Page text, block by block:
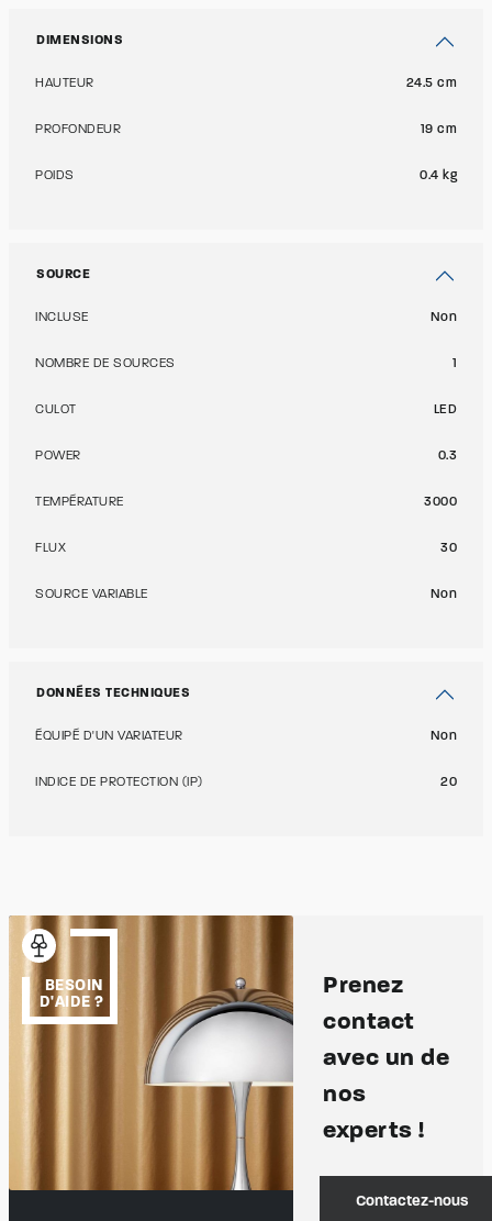
DIMENSIONS
HAUTEUR 24.5 cm
PROFONDEUR 19 cm
POIDS 0.4 kg
SOURCE
INCLUSE Non
NOMBRE DE SOURCES 1
CULOT LED
POWER 0.3
TEMPÉRATURE 3000
FLUX 30
SOURCE VARIABLE Non
DONNÉES TECHNIQUES
ÉQUIPÉ D'UN VARIATEUR Non
INDICE DE PROTECTION (IP) 20
BESOIN
D'AIDE ?
Prenez
contact
avec un de
nos
experts !
Contactez-nous